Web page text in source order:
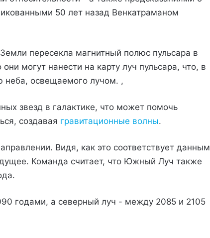
50 лет назад Венкатраманом
пересекла магнитный полюс пульсара в
могут нанести на карту луч пульсара, что, в
неба, освещаемого лучом. ,
звезд в галактике, что может помочь
создавая гравитационные волны.
Видя, как это соответствует данным
Команда считает, что Южный Луч также
годами, а северный луч - между 2085 и 2105